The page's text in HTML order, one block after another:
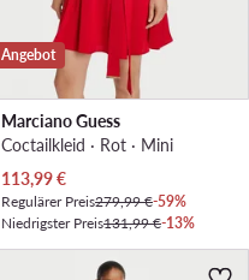
Angebot
Marciano Guess
Coctailkleid · Rot · Mini
Aktueller Preis
113,99€
Regulärer Preis279,99 €-59%
Niedrigster Preis131,99 €-13%